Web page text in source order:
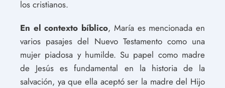
los cristianos.
En el contexto bíblico, María es mencionada en
varios pasajes del Nuevo Testamento como una
mujer piadosa y humilde. Su papel como madre
de Jesús es fundamental en la historia de la
salvación, ya que ella aceptó ser la madre del Hijo